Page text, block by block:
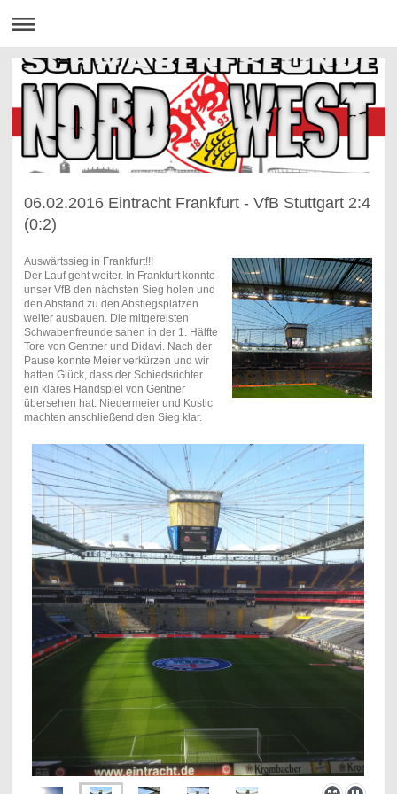
06.02.2016 Eintracht Frankfurt - VfB Stuttgart 2:4
(0:2)
Auswärtssieg in Frankfurt!!!
Der Lauf geht weiter. In Frankfurt konnte
unser VfB den nächsten Sieg holen und
den Abstand zu den Abstiegsplätzen
weiter ausbauen. Die mitgereisten
Schwabenfreunde sahen in der 1. Hälfte
Tore von Gentner und Didavi. Nach der
Pause konnte Meier verkürzen und wir
hatten Glück, dass der Schiedsrichter
ein klares Handspiel von Gentner
übersehen hat. Niedermeier und Kostic
machten anschließend den Sieg klar.